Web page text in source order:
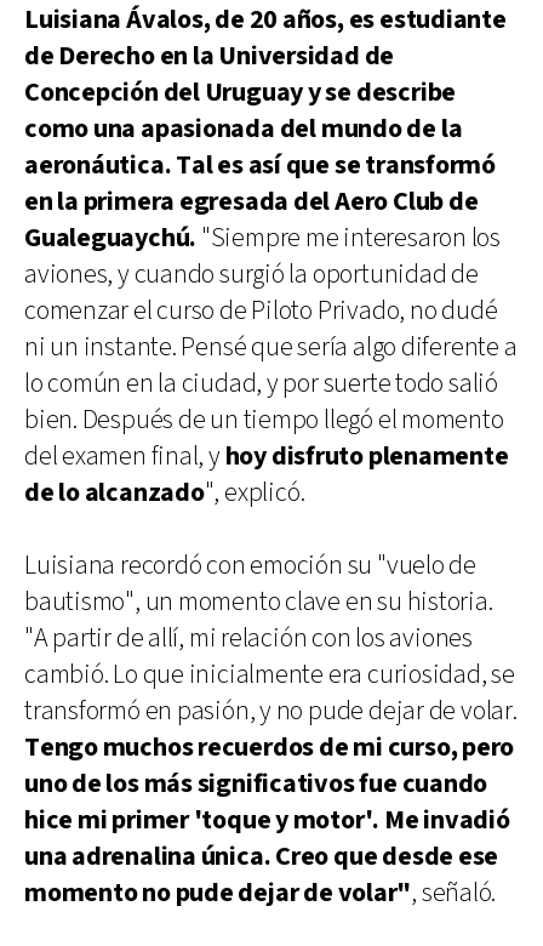
Luisiana Ávalos, de 20 años, es estudiante
de Derecho en la Universidad de
Concepción del Uruguay y se describe
como una apasionada del mundo de la
aeronáutica. Tal es así que se transformó
en la primera egresada del Aero Club de
Gualeguaychú. "Siempre me interesaron los
aviones, y cuando surgió la oportunidad de
comenzar el curso de Piloto Privado, no dudé
ni un instante. Pensé que sería algo diferente a
lo común en la ciudad, y por suerte todo salió
bien. Después de un tiempo llegó el momento
del examen final, yhoy disfruto plenamente
de lo alcanzado", explicó.
Luisiana recordó con emoción su "vuelo de
bautismo", un momento clave en su historia.
"A partir de allí, mi relación con los aviones
cambió. Lo que inicialmente era curiosidad, se
transformó en pasión, y no pude dejar de volar.
Tengo muchos recuerdos de mi curso, pero
uno de los más significativos fue cuando
hice mi primer 'toque y motor'. Me invadió
una adrenalina única. Creo que desde ese
momento no pude dejar de volar", señaló.